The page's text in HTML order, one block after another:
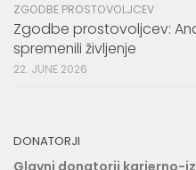
ZGODBE PROSTOVOLJCEV
Zgodbe prostovoljcev:
spremenili življenje
22. JUNE 2026
DONATORJI
Glavni donatorji karierno-